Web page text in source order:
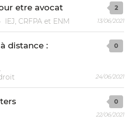
etre avocat
IEJ, CRFPA et ENM
2
13/06/2021
distance :
0
24/06/2021
0
22/06/2021